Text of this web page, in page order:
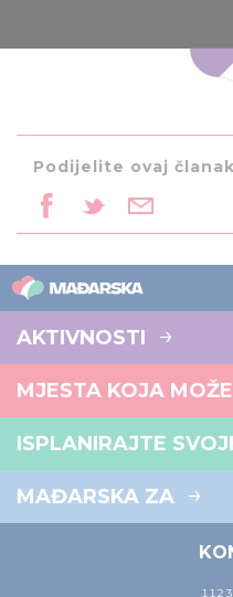
Podijelite ovaj
AKTIVNOSTI
MJESTA KOJA
ISPLANIRAJTE
MAĐARSKA ZA
1123